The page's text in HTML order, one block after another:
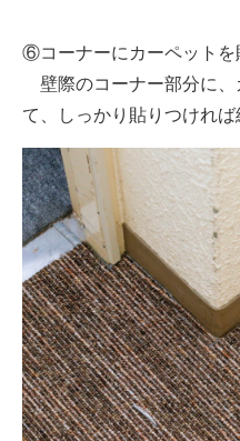
⑥コーナーにカーペットを
壁際のコーナー部分に
て、しっかり貼りつければ